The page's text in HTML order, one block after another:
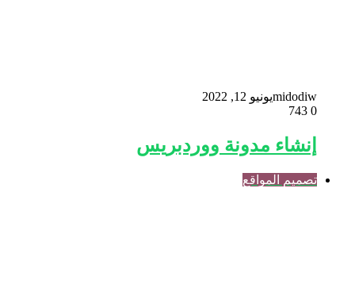
midodiwيونيو 12, 2022
0
إنشاء مدونة ووردبريس
تصميم المواقع